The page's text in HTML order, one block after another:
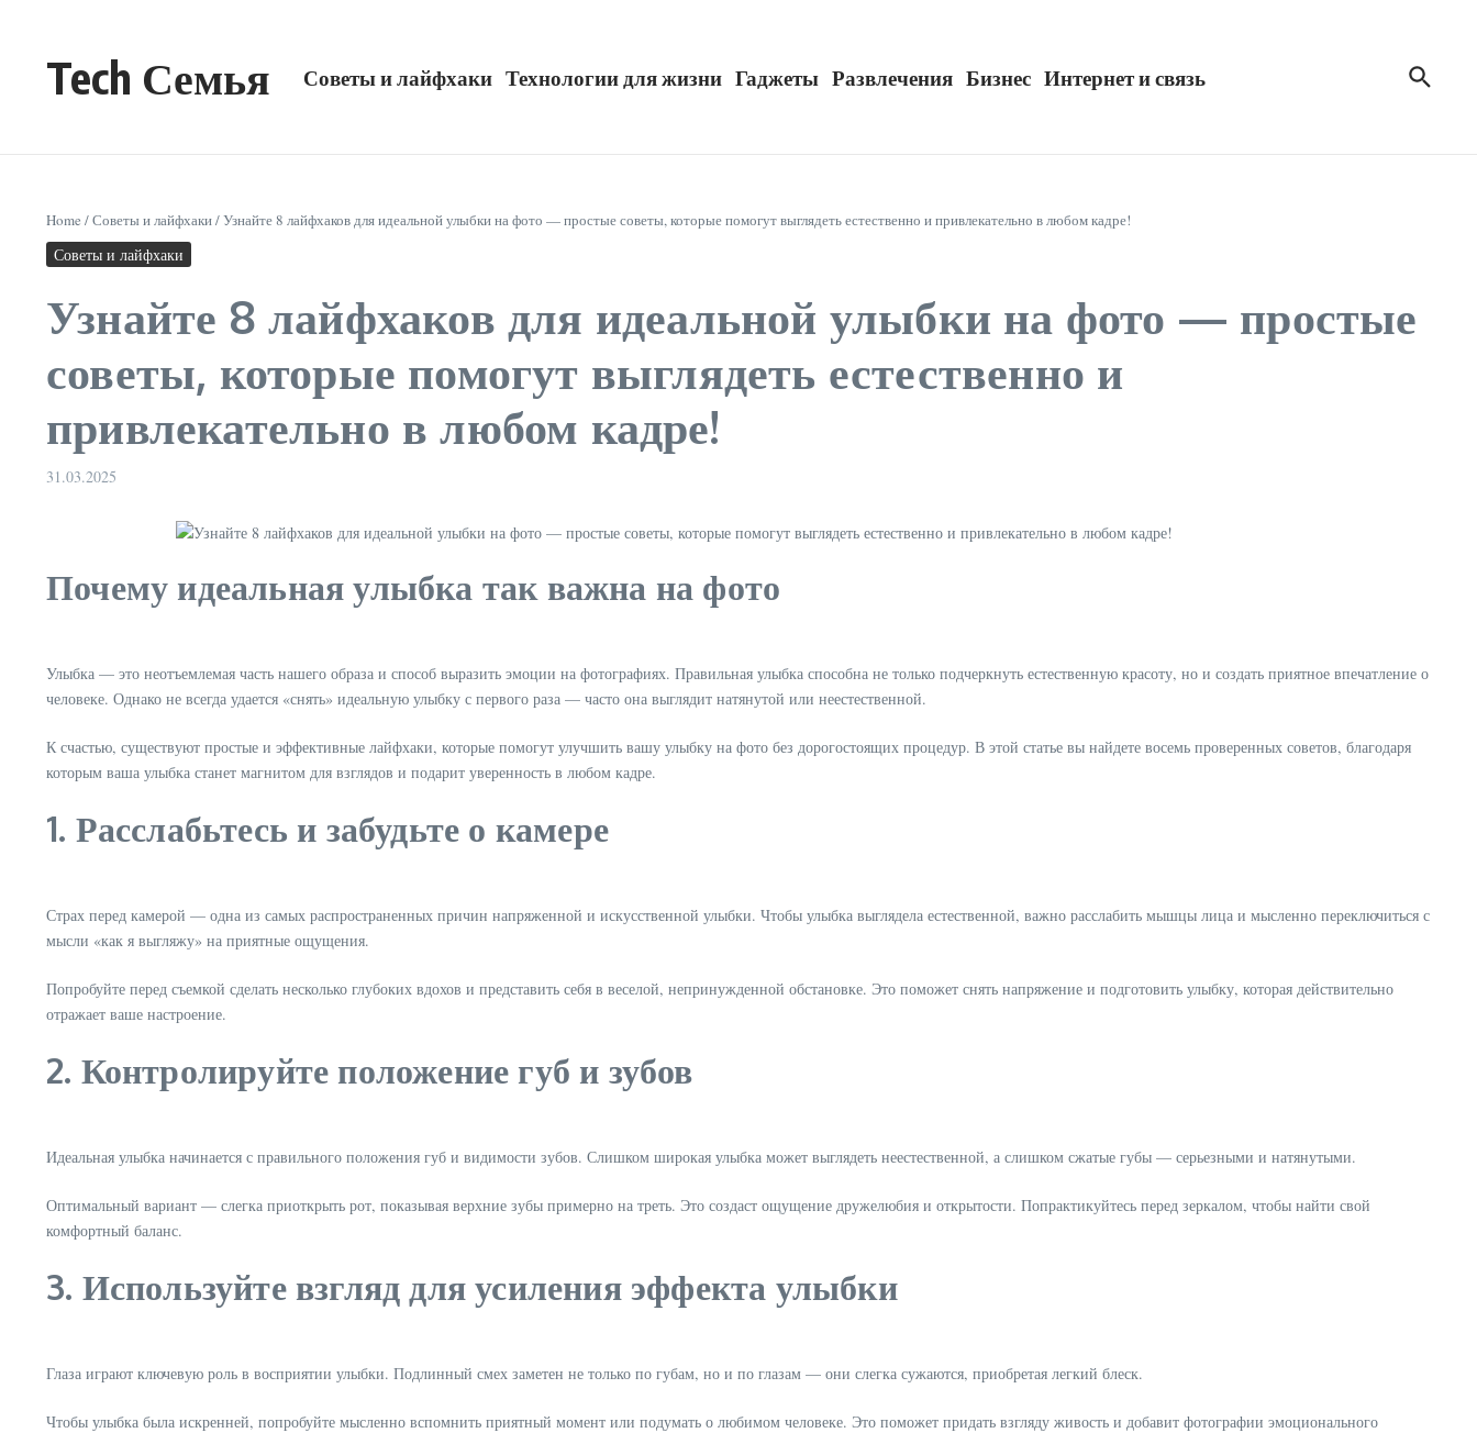
Tech Семья Советы и лайфхаки Технологии для жизни Гаджеты Развлечения Бизнес Интернет и связь
Home /Советы и лайфхаки/Узнайте 8 лайфхаков для идеальной улыбки на фото — простые советы, которые помогут выглядеть естественно и привлекательно в любом кадре!
Советы и лайфхаки
Узнайте 8 лайфхаков для идеальной улыбки на фото — простые
советы, которые помогут выглядеть естественно и
привлекательно в любом кадре!
31.03.2025
Почему идеальная улыбка так важна на фото
Улыбка — это неотъемлемая часть нашего образа и способ выразить эмоции на фотографиях. Правильная улыбка способна не только подчеркнуть естественную красоту, но и создать приятное впечатление о
человеке. Однако не всегда удается «снять» идеальную улыбку с первого раза — часто она выглядит натянутой или неестественной.
К счастью, существуют простые и эффективные лайфхаки, которые помогут улучшить вашу улыбку на фото без дорогостоящих процедур. В этой статье вы найдете восемь проверенных советов, благодаря
которым ваша улыбка станет магнитом для взглядов и подарит уверенность в любом кадре.
1. Расслабьтесь и забудьте о камере
Страх перед камерой — одна из самых распространенных причин напряженной и искусственной улыбки. Чтобы улыбка выглядела естественной, важно расслабить мышцы лица и мысленно переключиться с
мысли «как я выгляжу» на приятные ощущения.
Попробуйте перед съемкой сделать несколько глубоких вдохов и представить себя в веселой, непринужденной обстановке. Это поможет снять напряжение и подготовить улыбку, которая действительно
отражает ваше настроение.
2. Контролируйте положение губ и зубов
Идеальная улыбка начинается с правильного положения губ и видимости зубов. Слишком широкая улыбка может выглядеть неестественной, а слишком сжатые губы — серьезными и натянутыми.
Оптимальный вариант — слегка приоткрыть рот, показывая верхние зубы примерно на треть. Это создаст ощущение дружелюбия и открытости. Попрактикуйтесь перед зеркалом, чтобы найти свой
комфортный баланс.
3. Используйте взгляд для усиления эффекта улыбки
Глаза играют ключевую роль в восприятии улыбки. Подлинный смех заметен не только по губам, но и по глазам — они слегка сужаются, приобретая легкий блеск.
Чтобы улыбка была искренней, попробуйте мысленно вспомнить приятный момент или подумать о любимом человеке. Это поможет придать взгляду живость и добавит фотографии эмоционального